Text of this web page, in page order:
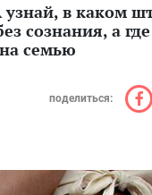
в каком
сознания, а
семью
поделиться: